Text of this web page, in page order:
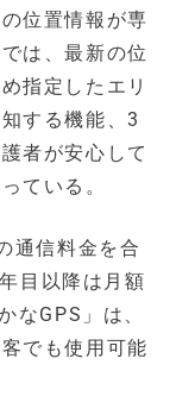
位置情報が専
は、最新の位
指定したエリ
する機能、3
者が安心して
ている。
通信料金を合
目以降は月額
なGPS」は、
でも使用可能